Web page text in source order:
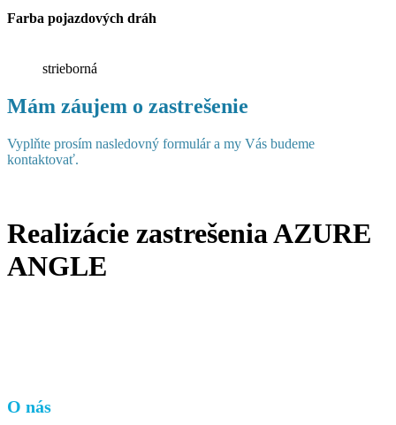
Farba pojazdových dráh
strieborná
Mám záujem o zastrešenie
Vyplňte prosím nasledovný formulár a my Vás budeme
kontaktovať.
Realizácie zastrešenia AZURE
ANGLE
O nás